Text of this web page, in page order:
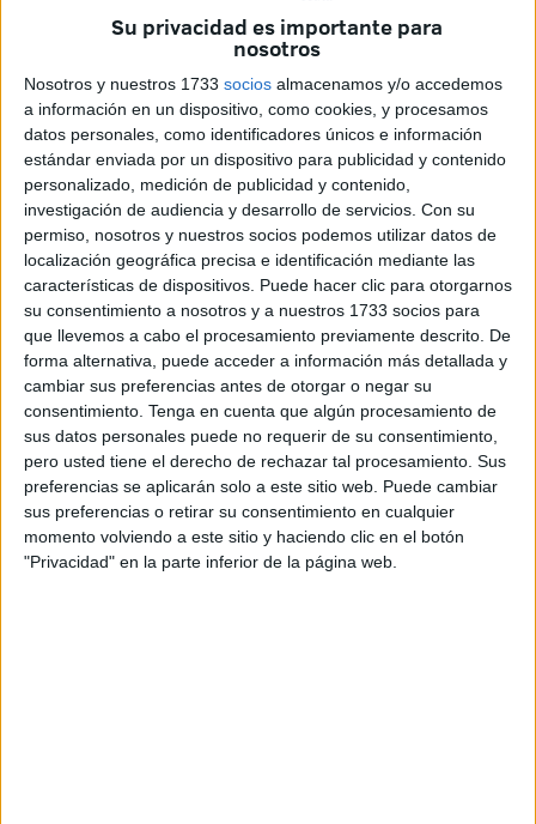
Su privacidad es importante para
nosotros
Nosotros y nuestros 1733 socios almacenamos y/o accedemos
a información en un dispositivo, como cookies, y procesamos
datos personales, como identificadores únicos e información
estándar enviada por un dispositivo para publicidad y contenido
personalizado, medición de publicidad y contenido,
investigación de audiencia y desarrollo de servicios. Con su
permiso, nosotros y nuestros socios podemos utilizar datos de
localización geográfica precisa e identificación mediante las
características de dispositivos. Puede hacer clic para otorgarnos
su consentimiento a nosotros y a nuestros 1733 socios para
que llevemos a cabo el procesamiento previamente descrito. De
forma alternativa, puede acceder a información más detallada y
cambiar sus preferencias antes de otorgar o negar su
consentimiento. Tenga en cuenta que algún procesamiento de
sus datos personales puede no requerir de su consentimiento,
pero usted tiene el derecho de rechazar tal procesamiento. Sus
preferencias se aplicarán solo a este sitio web. Puede cambiar
sus preferencias o retirar su consentimiento en cualquier
momento volviendo a este sitio y haciendo clic en el botón
"Privacidad" en la parte inferior de la página web.
abandonoen torno al Cristo que toda Ceuta venera y al
que no pueden contemplar.
Quienes más madrugan y pasan por la zona se topan con
unahornacina a oscuras. Antes detenían sus pasos y se
sentían acompañados por la imagen; ahora se topan con
esa sensación de abandono, de no atención a algo más
que un mero detalle.
Piden que se preste atención a esto,que se coloque
iluminacióncomo siempre la hubo, sencillamente que se
cuide y proteja esterincón tan especialpara todos los
ceutíes.
El Cristo del Puente siempre ha causado unenorme
respetoen Ceuta. Tal es así que cualquier incidente que
le ha afectado ha terminado desatando una ola de
atención y solidaridad.
La reacción popular ante los